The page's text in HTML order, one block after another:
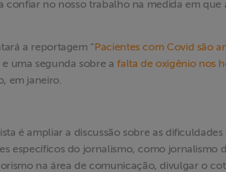
confiar no nosso trabalho na medida em que
a reportagem “Pacientes com Covid são
e uma segunda sobre a falta de oxigênio nos
em janeiro.
é ampliar a discussão sobre as dificuldades
específicos do jornalismo, como jornalismo
na área de comunicação, divulgar o